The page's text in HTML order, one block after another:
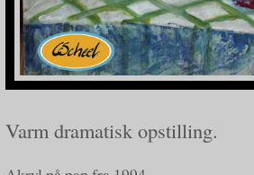
Varm dramatisk opstilling.